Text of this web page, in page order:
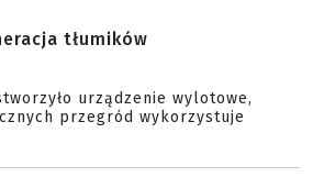
tłumików
urządzenie wylotowe,
przegród wykorzystuje